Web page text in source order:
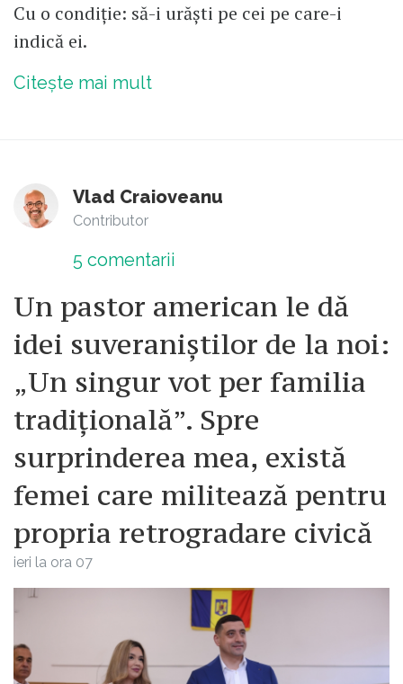
Cu o condiție: să-i urăști pe cei pe care-i
indică ei.
Citește mai mult
Vlad Craioveanu
Contributor
5 comentarii
Un pastor american le dă
idei suveraniștilor de la noi:
„Un singur vot per familia
tradițională”. Spre
surprinderea mea, există
femei care militează pentru
propria retrogradare civică
ieri la ora 07